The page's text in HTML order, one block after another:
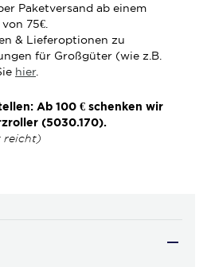
Paketversand ab einem
75€.
& Lieferoptionen zu
für Großgüter (wie z.B.
hier.
Ab 100 € schenken wir
(5030.170).
reicht)